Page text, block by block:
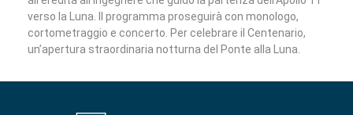
verso la Luna. Il programma proseguirà con monologo,
cortometraggio e concerto. Per celebrare il Centenario,
un’apertura straordinaria notturna del Ponte alla Luna.